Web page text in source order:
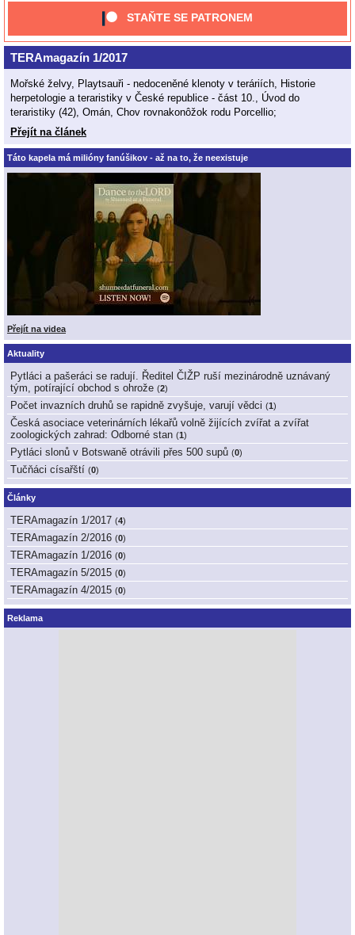
STAŇTE SE PATRONEM
TERAmagazín 1/2017
Mořské želvy, Playtsauři - nedoceněné klenoty v teráriích, Historie
herpetologie a teraristiky v České republice - část 10., Úvod do
teraristiky (42), Omán, Chov rovnakonôžok rodu Porcellio;
Přejít na článek
Táto kapela má milióny fanúšikov - až na to, že neexistuje
Přejít na videa
Aktuality
Pytláci a pašeráci se radují. Ředitel ČIŽP ruší mezinárodně uznávaný
tým, potírající obchod s ohrože (2)
Počet invazních druhů se rapidně zvyšuje, varují vědci (1 )
Česká asociace veterinárních lékařů volně žijících zvířat a zvířat
zoologických zahrad: Odborné stan (1 )
Pytláci slonů v Botswaně otrávili přes 500 supů (0)
Tučňáci císařští (0)
Články
TERAmagazín 1/2017 (4)
TERAmagazín 2/2016 (0)
TERAmagazín 1/2016 (0)
TERAmagazín 5/2015 (0)
TERAmagazín 4/2015 (0)
Reklama